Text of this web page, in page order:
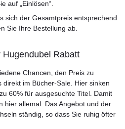
auf „Einlösen“.
sich der Gesamtpreis entsprechend
Sie Ihre Bestellung ab.
Rabatt
Chancen, den Preis zu
im Bücher-Sale. Hier sinken
60% für ausgesuchte Titel. Damit
hier allemal. Das Angebot und der
ständig, so dass Sie ruhig öfter